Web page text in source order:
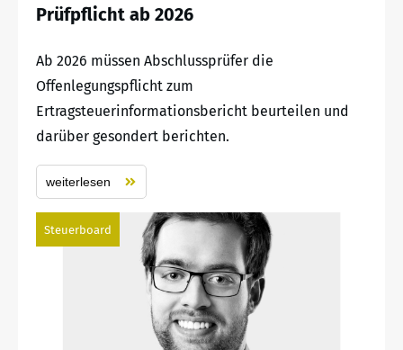
Prüfpflicht ab 2026
Ab 2026 müssen Abschlussprüfer die
Offenlegungspflicht zum
Ertragsteuerinformationsbericht beurteilen und
darüber gesondert berichten.
weiterlesen
Steuerboard